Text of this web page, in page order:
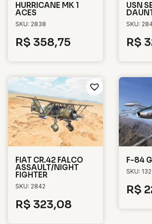
HURRICANE MK 1
ACES
SKU: 2838
R$ 358,75
USN
SKU:
R$
FIAT CR.42 FALCO
ASSAULT/NIGHT
FIGHTER
SKU: 2842
R$ 323,08
F-84
SKU:
R$